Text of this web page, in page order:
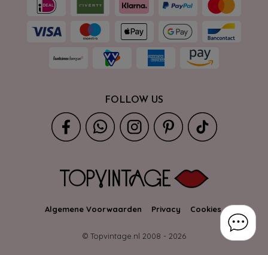
FOLLOW US
Algemene Voorwaarden Privacy Cookies
© Topvintage.nl 2008 - 2026